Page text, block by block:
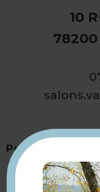
10
Présentation